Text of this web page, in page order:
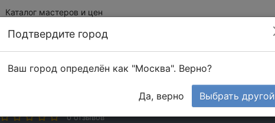
Каталог мастеров и цен
Рахматулоев Шамс
0 отзывов
Подтвердите город
Ваш город определён как "Москва". Верно?
Да, верно Выбрать другой